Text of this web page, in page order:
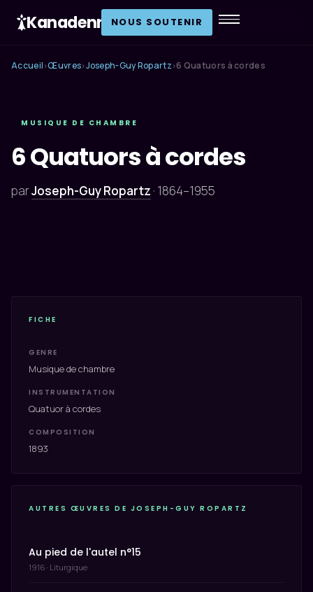
Kanadenn NOUS SOUTENIR
Accueil ›Œuvres›Joseph-Guy Ropartz ›6 Quatuors à cordes
MUSIQUE DE CHAMBRE
6 Quatuors à cordes
parJoseph-Guy Ropartz · 1864–1955
FICHE
GENRE
Musique de chambre
INSTRUMENTATION
Quatuor à cordes
COMPOSITION
1893
AUTRES ŒUVRES DE JOSEPH-GUY ROPARTZ
Au pied de l'autel n°15
1916 · Liturgique